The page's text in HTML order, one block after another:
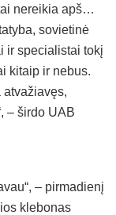
nereikia apš…
sovietinė
ir specialistai tokį
kitaip ir nebus.
atvažiavęs,
– širdo UAB
– pirmadienį
klebonas